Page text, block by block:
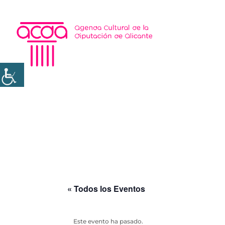
« Todos los Eventos
Este evento ha pasado.